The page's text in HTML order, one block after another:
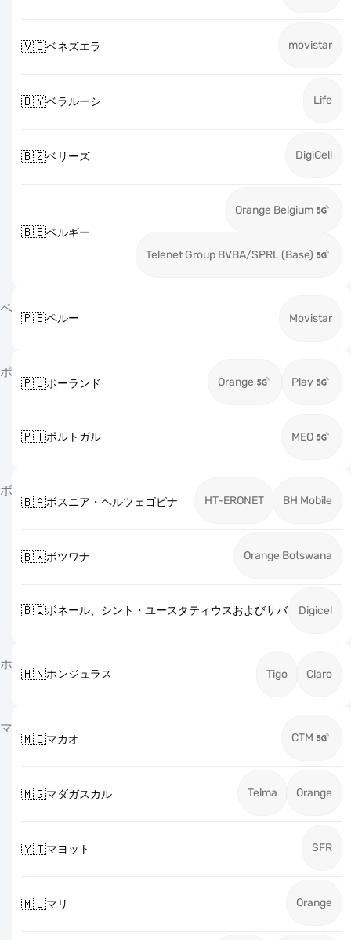
🇻🇪ベネズエラ movistar
🇧🇾ベラルーシ Life
🇧🇿ベリーズ DigiCell
🇧🇪ベルギー
Orange Belgium
Telenet Group BVBA/SPRL (Base)
ペ
🇵🇪ペルー Movistar
ポ
🇵🇱ポーランド Orange Play
🇵🇹ポルトガル MEO
ボ
🇧🇦ボスニア・ヘルツェゴビナ HT-ERONET BH Mobile
🇧🇼ボツワナ Orange Botswana
🇧🇶ボネール、シント・ユースタティウスおよびサバ Digicel
ホ
🇭🇳ホンジュラス Tigo Claro
マ
🇲🇴マカオ CTM
🇲🇬マダガスカル Telma Orange
🇾🇹マヨット SFR
🇲🇱マリ Orange